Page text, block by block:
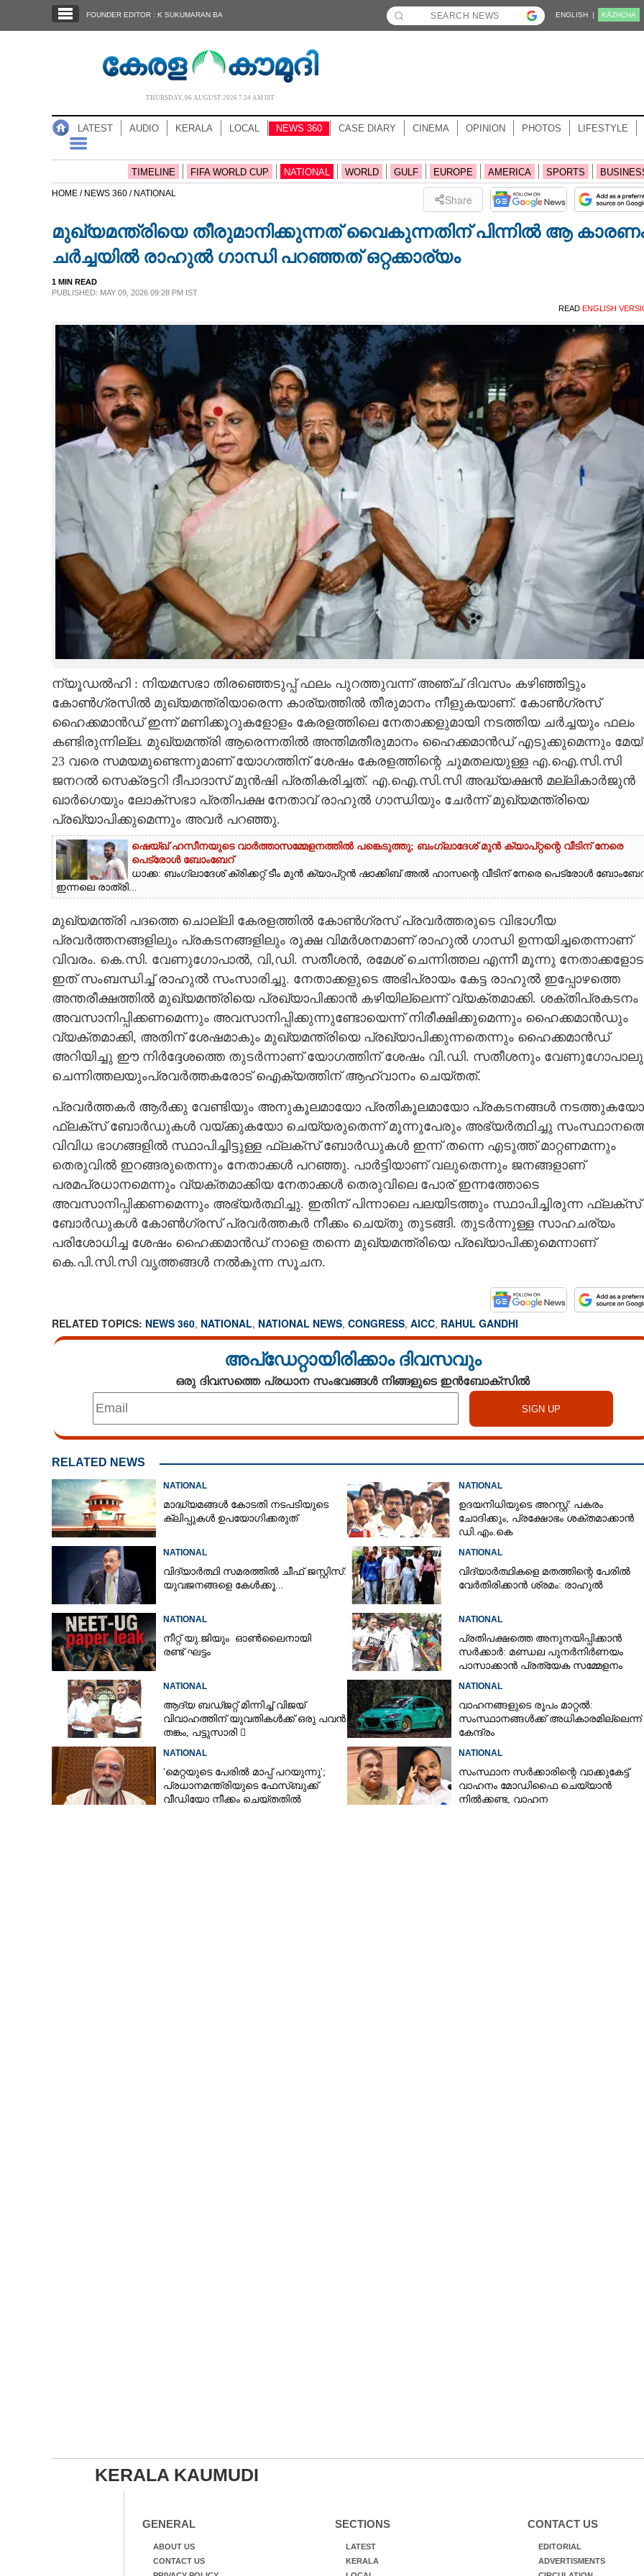
NOTIFIED NEWS
CASE DIARY
LIFESTYLE
LITERATURE
CONTACT US
FOUNDER EDITOR : K SUKUMARAN BA ENGLISH | KĀZHCHA
THURSDAY, 06 AUGUST 2026 7.34 AM IST
LATEST AUDIO KERALA LOCAL NEWS 360 CASE DIARY CINEMA OPINION PHOTOS LIFESTYLE
TIMELINE FIFA WORLD CUP NATIONAL WORLD GULF EUROPE AMERICA SPORTS
HOME / NEWS 360 / NATIONAL Share
മുഖ്യമന്ത്രിയെ തീരുമാനിക്കുന്നത് വൈകുന്നതിന് പിന്നിൽ ആ
ചർച്ചയിൽ രാഹുൽ ഗാന്ധി പറഞ്ഞത് ഒറ്റക്കാര്യം
1 MIN READ
PUBLISHED: MAY 09, 2026 09:28 PM IST
READ ENGLISH
ന്യൂഡൽഹി : നിയമസഭാ തിരഞ്ഞെടുപ്പ് ഫലം പുറത്തുവന്ന് അഞ്ച് ദിവസം കഴിഞ്ഞിട്ടും
കോൺഗ്രസിൽ മുഖ്യമന്ത്രിയാരെന്ന കാര്യത്തിൽ തീരുമാനം നീളുകയാണ്. കോൺഗ്രസ്
ഹൈക്കമാൻഡ് ഇന്ന് മണിക്കൂറുകളോളം കേരളത്തിലെ നേതാക്കളുമായി നടത്തിയ ചർച്ചയും ഫലം
കണ്ടിരുന്നില്ല. മുഖ്യമന്ത്രി ആരെന്നതിൽ അന്തിമതീരുമാനം ഹൈക്കമാൻഡ് എടുക്കുമെന്നും മേയ്
23 വരെ സമയമുണ്ടെന്നുമാണ് യോഗത്തിന് ശേഷം കേരളത്തിന്റെ ചുമതലയുള്ള എ.ഐ.സി.സി
ജനറൽ സെക്രട്ടറി ദീപാദാസ് മുൻഷി പ്രതികരിച്ചത്. എ.ഐ.സി.സി അദ്ധ്യക്ഷൻ മല്ലികാർജുൻ
ഖാർഗെയും ലോക്‌സഭാ പ്രതിപക്ഷ നേതാവ് രാഹുൽ ഗാന്ധിയും ചേർന്ന് മുഖ്യമന്ത്രിയെ
പ്രഖ്യാപിക്കുമെന്നും അവർ പറഞ്ഞു.
ഷെയ്ഖ് ഹസീനയുടെ വാർത്താസമ്മേളനത്തിൽ പങ്കെടുത്തു; ബംഗ്ലാദേശ് മുൻ ക്യാപ്റ്റന്റെ വീടിന് നേരെ
പെട്രോൾ ബോംബേറ്
ധാക്ക: ബംഗ്ലാദേശ് ക്രിക്കറ്റ് ടീം മുൻ ക്യാപ്റ്റൻ ഷാക്കിബ് അൽ ഹാസന്റെ വീടിന് നേരെ പെട്രോൾ
ഇന്നലെ രാത്രി...
മുഖ്യമന്ത്രി പദത്തെ ചൊല്ലി കേരളത്തിൽ കോൺഗ്രസ് പ്രവർ‌ത്തരുടെ വിഭാഗീയ
പ്രവർ‌ത്തനങ്ങളിലും പ്രകടനങ്ങളിലും രൂക്ഷ വിമർശനമാണ് രാഹുൽ ഗാന്ധി ഉന്നയിച്ചതെന്നാണ്
വിവരം. കെ.സി. വേണുഗോപാൽ,​ വി,​ഡി. സതീശൻ,​ രമേശ് ചെന്നിത്തല എന്നീ മൂന്നു
ഇത് സംബന്ധിച്ച് രാഹുൽ സംസാരിച്ചു. നേതാക്കളുടെ അഭിപ്രായം കേട്ട രാഹുൽ ഇപ്പോഴത്തെ
അന്തരീക്ഷത്തിൽ മുഖ്യമന്ത്രിയെ പ്രഖ്യാപിക്കാൻ കഴിയില്ലെന്ന് വ്യക്തമാക്കി. ശക്തിപ്രകടനം
അവസാനിപ്പിക്കണമെന്നും അവസാനിപ്പിക്കുന്നുണ്ടോയെന്ന് നിരീക്ഷിക്കുമെന്നും ഹൈക്കമാൻഡും
വ്യക്തമാക്കി,​ അതിന് ശേഷമാകും മുഖ്യമന്ത്രിയെ പ്രഖ്യാപിക്കുന്നതെന്നും ഹൈക്കമാൻഡ്
അറിയിച്ചു ഈ നിർദ്ദേശത്തെ തുടർന്നാണ് യോഗത്തിന് ശേഷം വി.ഡി. സതീശനും
ചെന്നിത്തലയുംപ്രവർത്തകരോട് ഐക്യത്തിന് ആഹ്വാനം ചെയ്തത്.
പ്രവർത്തകർ ആർക്കു വേണ്ടിയും അനുകൂലമായോ പ്രതികൂലമായോ പ്രകടനങ്ങൾ നടത്തുകയോ
ഫ്ലക്സ് ബോർഡുകൾ വയ്ക്കുകയോ ചെയ്യരുതെന്ന് മൂന്നുപേരും അഭ്യർത്ഥിച്ചു
വിവിധ ഭാഗങ്ങളിൽ സ്ഥാപിച്ചിട്ടുള്ള ഫ്ലക്സ് ബോർഡുകൾ ഇന്ന് തന്നെ എടുത്ത് മാറ്റണമന്നും
തെരുവിൽ ഇറങ്ങരുതെന്നും നേതാക്കൾ പറഞ്ഞു. പാർട്ടിയാണ് വലുതെന്നും ജനങ്ങളാണ്
പരമപ്രധാനമെന്നും വ്യക്തമാക്കിയ നേതാക്കൾ തെരുവിലെ പോര് ഇന്നത്തോടെ
അവസാനിപ്പിക്കണമെന്നും അഭ്യർത്ഥിച്ചു. ഇതിന് പിന്നാലെ പലയിടത്തും സ്ഥാപിച്ചിരുന്ന ഫ്ലക്സ്
ബോർഡുകൾ കോൺഗ്രസ് പ്രവർത്തകർ നീക്കം ചെയ്തു തുടങ്ങി. തുടർന്നുള്ള സാഹചര്യം
പരിശോധിച്ച ശേഷം ഹൈക്കമാൻഡ് നാളെ തന്നെ മുഖ്യമന്ത്രിയെ പ്രഖ്യാപിക്കുമെന്നാണ്
കെ.പി.സി.സി വൃത്തങ്ങൾ നൽകുന്ന സൂചന.
RELATED TOPICS: NEWS 360, NATIONAL, NATIONAL NEWS, CONGRESS, AICC, RAHUL GANDHI
അപ്ഡേറ്റായിരിക്കാം ദിവസവും
ഒരു ദിവസത്തെ പ്രധാന സംഭവങ്ങൾ നിങ്ങളുടെ ഇൻബോക്സിൽ
RELATED NEWS
NATIONAL
മാദ്ധ്യമങ്ങൾ കോടതി നടപടിയുടെ
ക്ലിപ്പുകൾ ഉപയോഗിക്കരുത്
NATIONAL
ഉദയനിധിയുടെ അറസ്റ്റ്: പകരം
ചോദിക്കും,​ പ്രക്ഷോഭം ശക്തമാക്കാൻ
ഡി.എം.കെ
NATIONAL
വിദ്യാർത്ഥി സമരത്തിൽ ചീഫ് ജസ്റ്റിസ്:
യുവജനങ്ങളെ കേൾക്കൂ...
NATIONAL
വിദ്യാർത്ഥികളെ മതത്തിന്റെ പേരിൽ
വേർതിരിക്കാൻ ശ്രമം: രാഹുൽ
NATIONAL
നീറ്റ് യു.ജിയും ഓൺലൈനായി
രണ്ട് ഘട്ടം
NATIONAL
പ്രതിപക്ഷത്തെ അനുനയിപ്പിക്കാൻ
സർക്കാർ: മണ്ഡല പുനർനിർണയം
പാസാക്കാൻ പ്രത്യേക സമ്മേളനം
NATIONAL
ആദ്യ ബഡ്ജറ്റ് മിന്നിച്ച് വിജയ്
വിവാഹത്തിന് യുവതികൾക്ക് ഒരു പവൻ
തങ്കം, പട്ടുസാരി 
സൈക്കിൾ
NATIONAL
വാഹനങ്ങളുടെ രൂപം മാറ്റൽ:
സംസ്ഥാനങ്ങൾക്ക് അധികാരമില്ലെന്ന്
കേന്ദ്രം
NATIONAL
'മെറ്റയുടെ പേരിൽ മാപ്പ് പറയുന്നു';
പ്രധാനമന്ത്രിയുടെ ഫേസ്‌ബുക്ക്
വീഡിയോ നീക്കം ചെയ്തതിൽ
NATIONAL
സംസ്ഥാന സർക്കാരിന്റെ വാക്കുകേട്ട്
വാഹനം മോഡിഫൈ ചെയ്യാൻ
നിൽക്കണ്ട, വാഹന
KERALA KAUMUDI
GENERAL
ABOUT US
CONTACT US
SECTIONS
LATEST
KERALA
CONTACT US
EDITORIAL
ADVERTISMENTS
മുഖ്യമന്ത്രിയെ തീരുമാനിക്കുന്നത്
വൈകുന്നതിന് പിന്നിൽ ആ കാരണം,​
ചർച്ചയിൽ രാഹുൽ ഗാന്ധി പറഞ്ഞത്
Share this link